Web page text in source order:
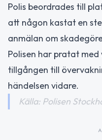
Polis beordrades till
att någon kastat en
anmälan om
Polisen har pratat
tillgången till
händelsen vidare.
Källa: Polisen